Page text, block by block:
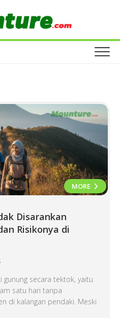
MORE
Disarankan
Risikonya di
secara tektok, yaitu
satu hari tanpa
di kalangan pendaki. Meski